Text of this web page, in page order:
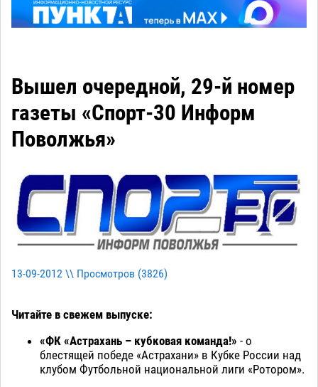
Вышел очередной, 29-й номер
газеты «Спорт-30 Информ
Поволжья»
13-09-2012 \\ Просмотров (3826)
Читайте в свежем выпуске:
«ФК «Астрахань – кубковая команда!» - о
блестящей победе «Астрахани» в Кубке России над
клубом Футбольной национальной лиги «Ротором».